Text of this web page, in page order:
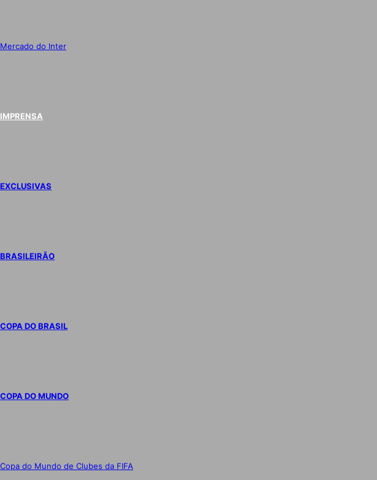
Mercado do Inter
IMPRENSA
EXCLUSIVAS
BRASILEIRÃO
COPA DO BRASIL
COPA DO MUNDO
Copa do Mundo de Clubes da FIFA